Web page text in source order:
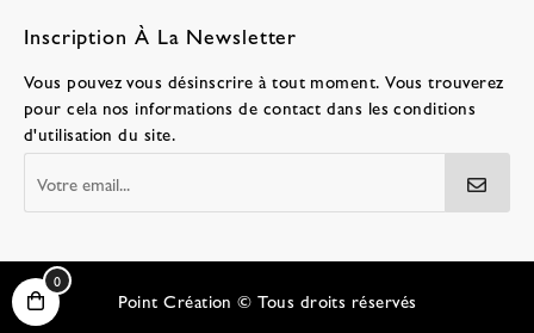
Inscription À La Newsletter
Vous pouvez vous désinscrire à tout moment. Vous trouverez
pour cela nos informations de contact dans les conditions
d'utilisation du site.
Point Création © Tous droits réservés
0